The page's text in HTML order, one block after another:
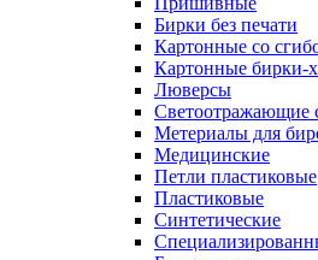
Бирки без печати
Картонные со
Картонные бирки-
Люверсы
Светоотражающие
Метериалы для
Медицинские
Петли пластиковые
Пластиковые
Синтетические